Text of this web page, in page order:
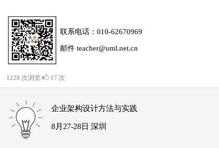
联系电话：010-62670969
邮件 teacher@uml.net.cn
1228 次浏览 17 次